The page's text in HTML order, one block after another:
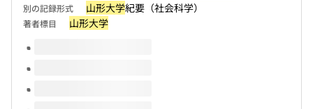
別の記録形式 山形大学紀要（社会科学）
著者標目 山形大学
このタイトルの巻号